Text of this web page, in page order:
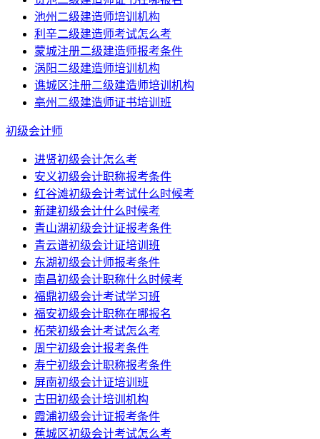
池州二级建造师培训机构
利辛二级建造师考试怎么考
蒙城注册二级建造师报考条件
涡阳二级建造师培训机构
谯城区注册二级建造师培训机构
亳州二级建造师证书培训班
初级会计师
进贤初级会计怎么考
安义初级会计职称报考条件
红谷滩初级会计考试什么时候考
新建初级会计什么时候考
青山湖初级会计证报考条件
青云谱初级会计证培训班
东湖初级会计师报考条件
南昌初级会计职称什么时候考
福鼎初级会计考试学习班
福安初级会计职称在哪报名
柘荣初级会计考试怎么考
周宁初级会计报考条件
寿宁初级会计职称报考条件
屏南初级会计证培训班
古田初级会计培训机构
霞浦初级会计证报考条件
蕉城区初级会计考试怎么考